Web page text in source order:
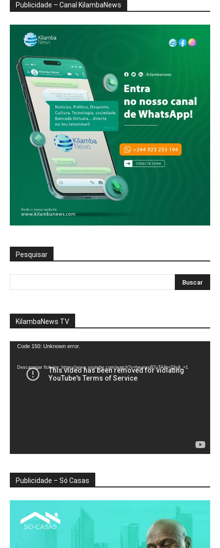
Publicidade – Canal KilambaNews
Pesquisar
KilambaNews TV
Reprodutor
vídeo
Code 150: Unknown error.
Descarregar ficheiro: https://www.youtube.com/watch?v=heunxxB7uTA&t=22s&_=1
Publicidade – Só Casas